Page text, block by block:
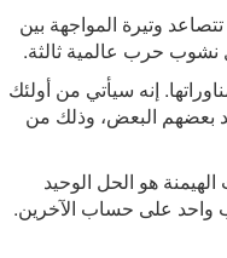
وتيرة المواجهة بين
نشوب حرب عالمية ثالثة.
إنه سيأتي من أولئك
بعضهم البعض، وذلك من
هو الحل الوحيد
واحد على حساب الآخرين.